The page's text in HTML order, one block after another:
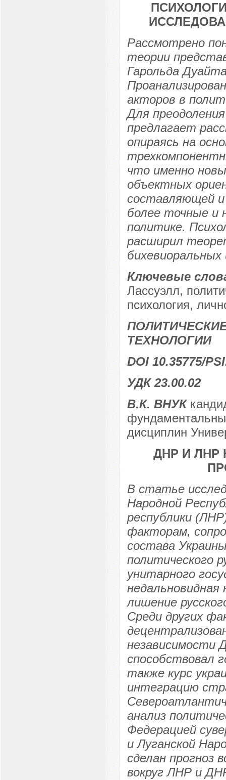
Рассмотрено
теории
Гарольда
акторов в
Для
предлагает
опираясь на
что именно
объектных
составляющей
более точные и
политике.
расширил
бихевиоральных
Ключевые
Лассуэлл,
психология,
ТЕХНОЛОГИИ
DOI 10.35775/
УДК 23.00.02
В.К. ВНУК
дисциплин
ДНР И ЛНР
В статье
Народной
республики
факторам,
состава
политического
унитарного
недальновидная
лишение
Среди других
независимости
способствовал
также курс
интеграцию
анализ
Федерацией
и Луганской
сделан прогноз
вокруг ЛНР и